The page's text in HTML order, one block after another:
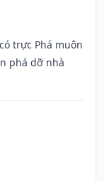
trực Phá muôn
phá dỡ nhà